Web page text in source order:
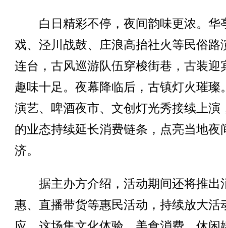
白日精彩不停，夜间韵味更浓。华
戏、泾川战鼓、庄浪高抬社火等民俗路
连台，古风巡游队伍穿梭街巷，古装迎
趣味十足。夜幕降临后，古镇灯火璀璨
演艺、啤酒夜市、文创灯光秀接续上演
的业态持续延长消费链条，点亮当地夜
济。
据主办方介绍，活动期间还将推出
惠、直播带货等惠民活动，持续放大活